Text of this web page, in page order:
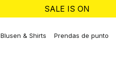
SALE IS ON
Blusen & Shirts Prendas de punto